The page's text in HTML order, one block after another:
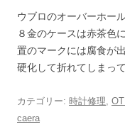
ウブロのオーバーホー
８金のケースは赤茶色
置のマークには腐食が
硬化して折れてしまっ
カテゴリー: 時計修理,
caera